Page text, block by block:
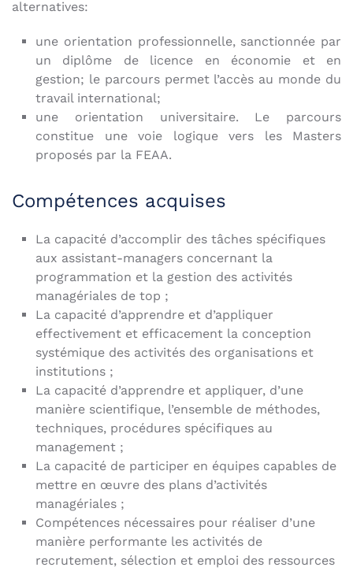
alternatives:
une orientation professionnelle, sanctionnée par
un diplôme de licence en économie et en
gestion; le parcours permet l’accès au monde du
travail international;
une orientation universitaire. Le parcours
constitue une voie logique vers les Masters
proposés par la FEAA.
Compétences acquises
La capacité d’accomplir des tâches spécifiques
aux assistant-managers concernant la
programmation et la gestion des activités
managériales de top ;
La capacité d’apprendre et d’appliquer
effectivement et efficacement la conception
systémique des activités des organisations et
institutions ;
La capacité d’apprendre et appliquer, d’une
manière scientifique, l’ensemble de méthodes,
techniques, procédures spécifiques au
management ;
La capacité de participer en équipes capables de
mettre en œuvre des plans d’activités
managériales ;
Compétences nécessaires pour réaliser d’une
manière performante les activités de
recrutement, sélection et emploi des ressources